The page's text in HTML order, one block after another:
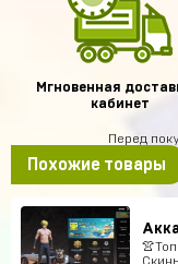
Мгновенная
кабинет
Перед
Похожие товары